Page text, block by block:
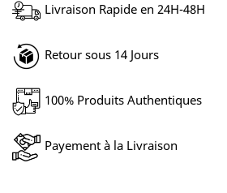
Livraison Rapide en 24H-48H
Retour sous 14 Jours
100% Produits Authentiques
Payement à la Livraison